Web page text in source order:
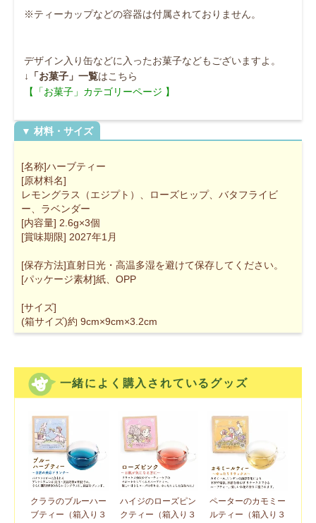
※ティーカップなどの容器は付属されておりません。
デザイン入り缶などに入ったお菓子などもございますよ。
↓
「お菓子」一覧はこちら
【「お菓子」カテゴリーページ 】
[名称]ハーブティー
[原材料名]
レモングラス（エジプト）、ローズヒップ、バタフライビ
ー、ラベンダー
[内容量] 2.6g×3個
[賞味期限] 2027年1月
[保存方法]直射日光・高温多湿を避けて保存してください。
[パッケージ素材]紙、OPP
[サイズ]
(箱サイズ)約 9cm×9cm×3.2cm
一緒によく購入されているグッズ
クララのブルーハー
ブティー（箱入り３
ハイジのローズピン
クティー（箱入り３
ペーターのカモミー
ルティー（箱入り３